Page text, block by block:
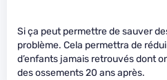
Si ça peut permettre de sauver
problème. Cela permettra de
d’enfants jamais retrouvés dont
des ossements 20 ans après.